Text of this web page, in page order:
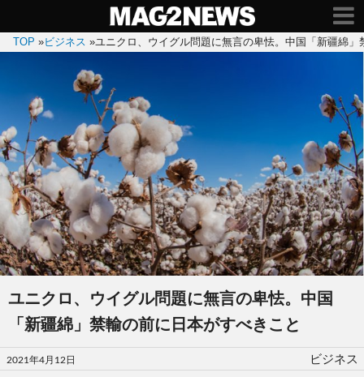
TOP »ビジネス »ユニクロ、ウイグル問題に無言の卑怯。中国「新疆綿
ユニクロ、ウイグル問題に無言の卑怯。中国
「新疆綿」禁輸の前に日本がすべきこと
投
稿
2021年4月12日 ビジネス